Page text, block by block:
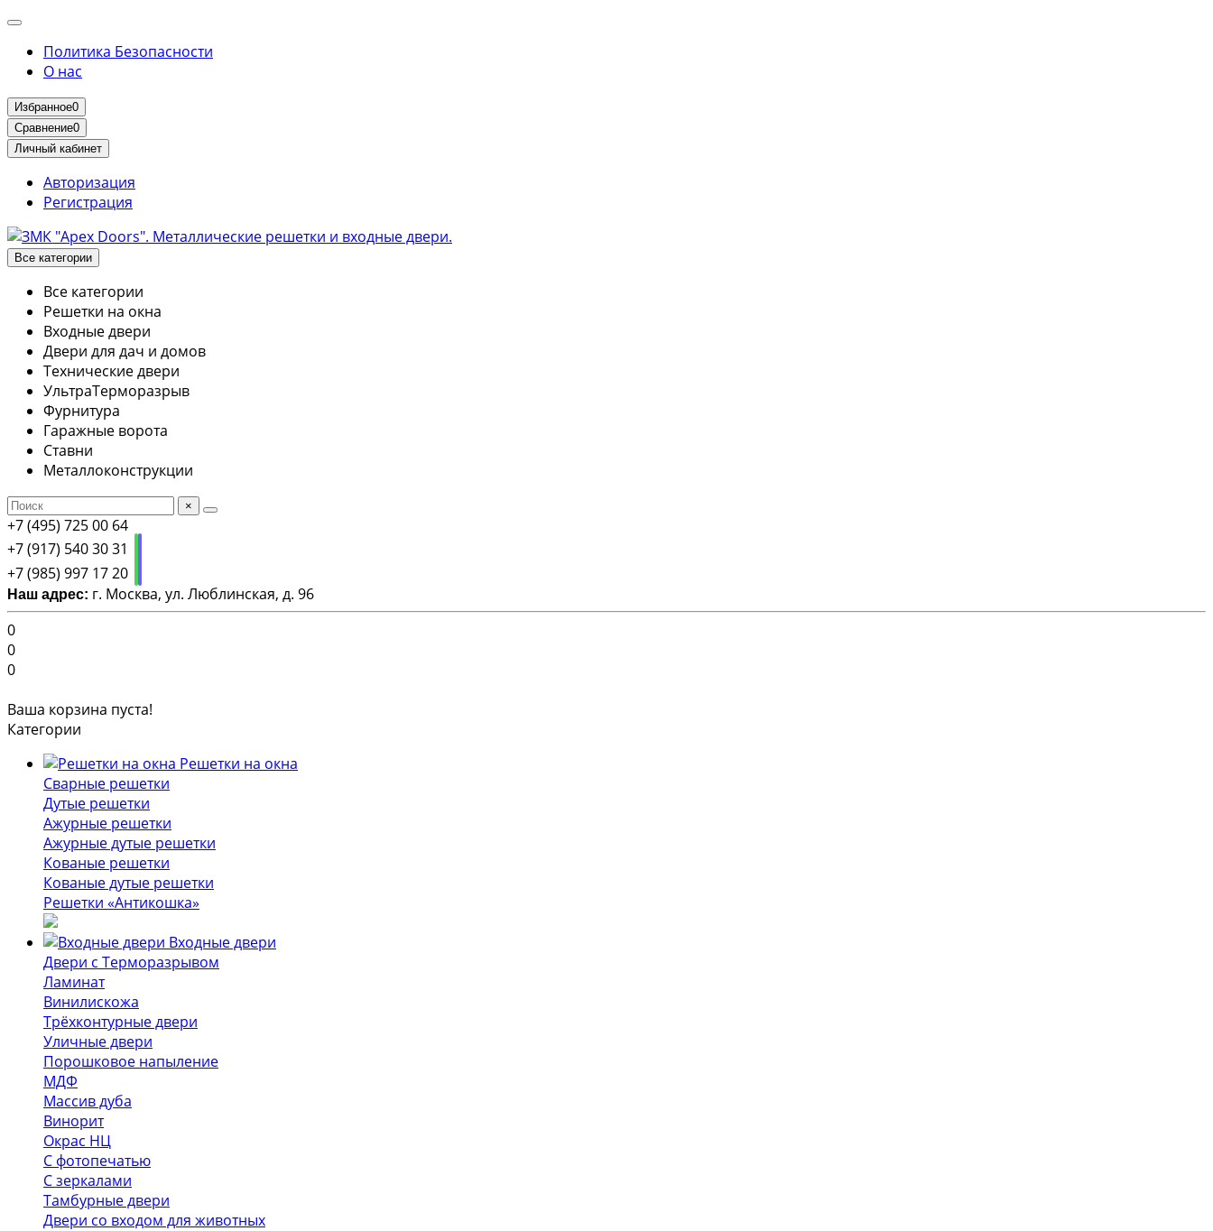
Политика Безопасности
О нас
Избранное0
Сравнение0
Личный кабинет
Авторизация
Регистрация
Все категории
Все категории
Решетки на окна
Входные двери
Двери для дач и домов
Технические двери
УльтраТерморазрыв
Фурнитура
Гаражные ворота
Ставни
Металлоконструкции
×
+7 (495) 725 00 64
+7 (917) 540 30 31
+7 (985) 997 17 20
Наш адрес: г. Москва, ул. Люблинская, д. 96
0
0
0
Ваша корзина пуста!
Категории
Решетки на окна
Сварные решетки
Дутые решетки
Ажурные решетки
Ажурные дутые решетки
Кованые решетки
Кованые дутые решетки
Решетки «Антикошка»
Входные двери
Двери с Терморазрывом
Ламинат
Винилискожа
Трёхконтурные двери
Уличные двери
Порошковое напыление
МДФ
Массив дуба
Винорит
Окрас НЦ
С фотопечатью
С зеркалами
Тамбурные двери
Двери со входом для животных